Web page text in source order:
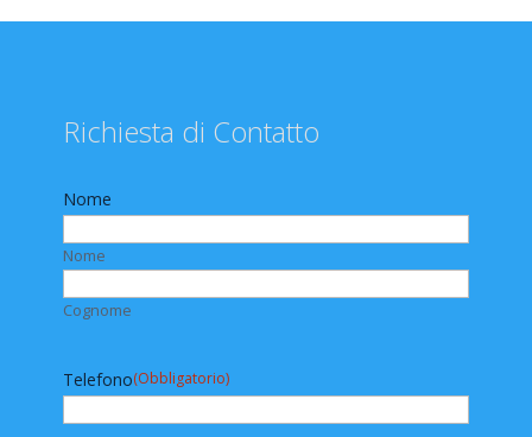
Richiesta di Contatto
Nome
Nome
Cognome
Telefono(Obbligatorio)